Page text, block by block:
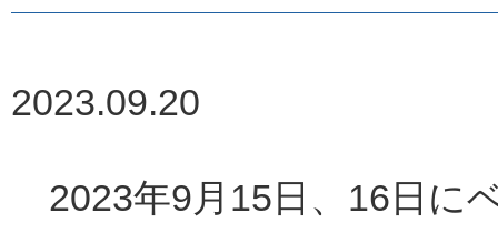
2023.09.20
2023年9月15日、16日に